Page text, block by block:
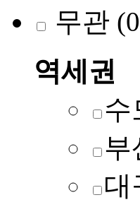
무관
역세권
수
부
대